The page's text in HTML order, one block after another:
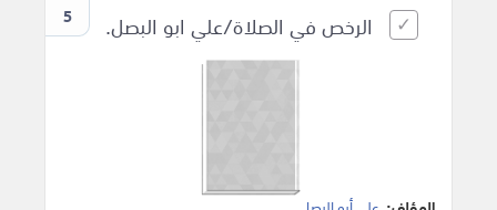
5 الرخص في الصلاة/علي ابو البصل.